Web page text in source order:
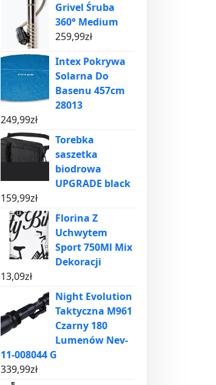
Grivel Śruba
360° Medium
259,99zł
Intex Pokrywa
Solarna Do
Basenu 457cm
28013
249,99zł
Torebka
saszetka
biodrowa
UPGRADE black
159,99zł
Florina Z
Uchwytem
Sport 750Ml Mix
Dekoracji
13,09zł
Night Evolution
Taktyczna M961
Czarny 180
Lumenów Nev-
11-008044 G
339,99zł